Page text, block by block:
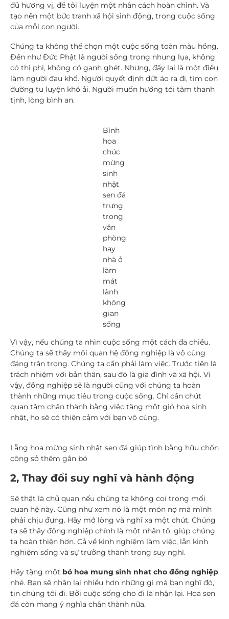
đủ hương vị, để tôi luyện một nhân cách hoàn chỉnh. Và
tạo nên một bức tranh xã hội sinh động, trong cuộc sống
của mỗi con người.
Chúng ta không thể chọn một cuộc sống toàn màu hồng.
Đến như Đức Phật là người sống trong nhung lụa, không
có thị phi, không có ganh ghét. Nhưng, đấy lại là một điều
làm người đau khổ. Người quyết định dứt áo ra đi, tìm con
đường tu luyện khổ ải. Người muốn hướng tới tâm thanh
tịnh, lòng bình an.
Bình
hoa
chúc
mừng
sinh
nhật
sen đá
trưng
trong
văn
phòng
hay
nhà ở
làm
mát
lành
không
gian
sống
Vì vậy, nếu chúng ta nhìn cuộc sống một cách đa chiều.
Chúng ta sẽ thấy mối quan hệ đồng nghiệp là vô cùng
đáng trân trọng. Chúng ta cần phải làm việc. Trước tiên là
trách nhiệm với bản thân, sau đó là gia đình và xã hội. Vì
vậy, đồng nghiệp sẽ là người cũng với chúng ta hoàn
thành những mục tiêu trong cuộc sống. Chỉ cần chút
quan tâm chân thành bằng việc tặng một giỏ hoa sinh
nhật, họ sẽ có thiện cảm với bạn vô cùng.
Lẵng hoa mừng sinh nhật sen đá giúp tình bằng hữu chốn
công sở thêm gắn bó
2, Thay đổi suy nghĩ và hành động
Sẽ thật là chủ quan nếu chúng ta không coi trọng mối
quan hệ này. Cũng như xem nó là một món nợ mà mình
phải chịu đựng. Hãy mở lòng và nghĩ xa một chút. Chúng
ta sẽ thấy đồng nghiệp chính là một nhân tố, giúp chúng
ta hoàn thiện hơn. Cả về kinh nghiệm làm việc, lẫn kinh
nghiệm sống và sự trưởng thành trong suy nghĩ.
Hãy tặng một bó hoa mung sinh nhat cho đồng nghiệp
nhé. Bạn sẽ nhận lại nhiều hơn những gì mà bạn nghĩ đó,
tin chúng tôi đi. Bởi cuộc sống cho đi là nhận lại. Hoa sen
đá còn mang ý nghĩa chân thành nữa.